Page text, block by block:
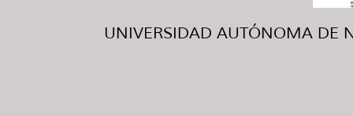
UNIVERSIDAD AUTÓNOMA DE